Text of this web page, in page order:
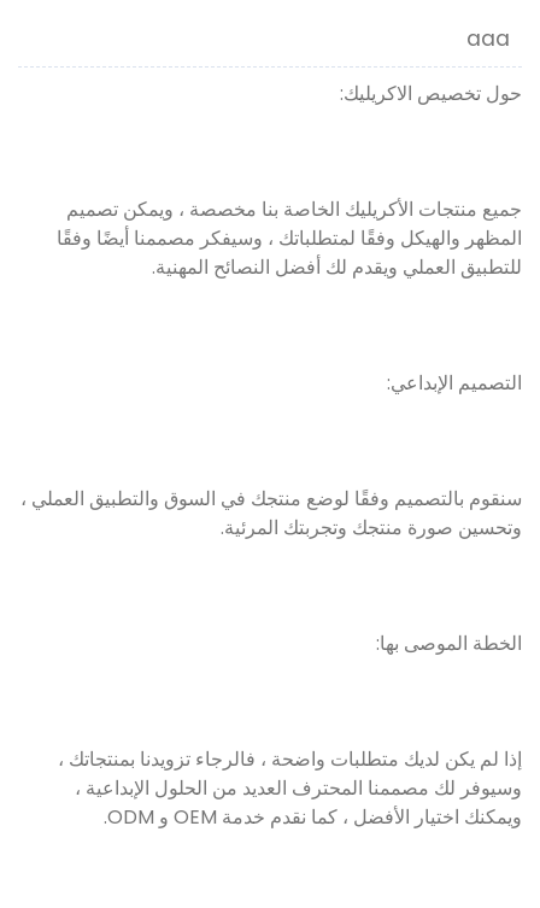
aaa
حول تخصيص الاكريليك:
جميع منتجات الأكريليك الخاصة بنا مخصصة ، ويمكن تصميم
المظهر والهيكل وفقًا لمتطلباتك ، وسيفكر مصممنا أيضًا وفقًا
للتطبيق العملي ويقدم لك أفضل النصائح المهنية.
التصميم الإبداعي:
سنقوم بالتصميم وفقًا لوضع منتجك في السوق والتطبيق العملي ،
وتحسين صورة منتجك وتجربتك المرئية.
الخطة الموصى بها:
إذا لم يكن لديك متطلبات واضحة ، فالرجاء تزويدنا بمنتجاتك ،
وسيوفر لك مصممنا المحترف العديد من الحلول الإبداعية ،
ويمكنك اختيار الأفضل ، كما نقدم خدمة OEM و ODM.